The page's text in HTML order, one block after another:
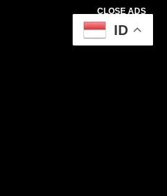
CLOSE ADS
ID